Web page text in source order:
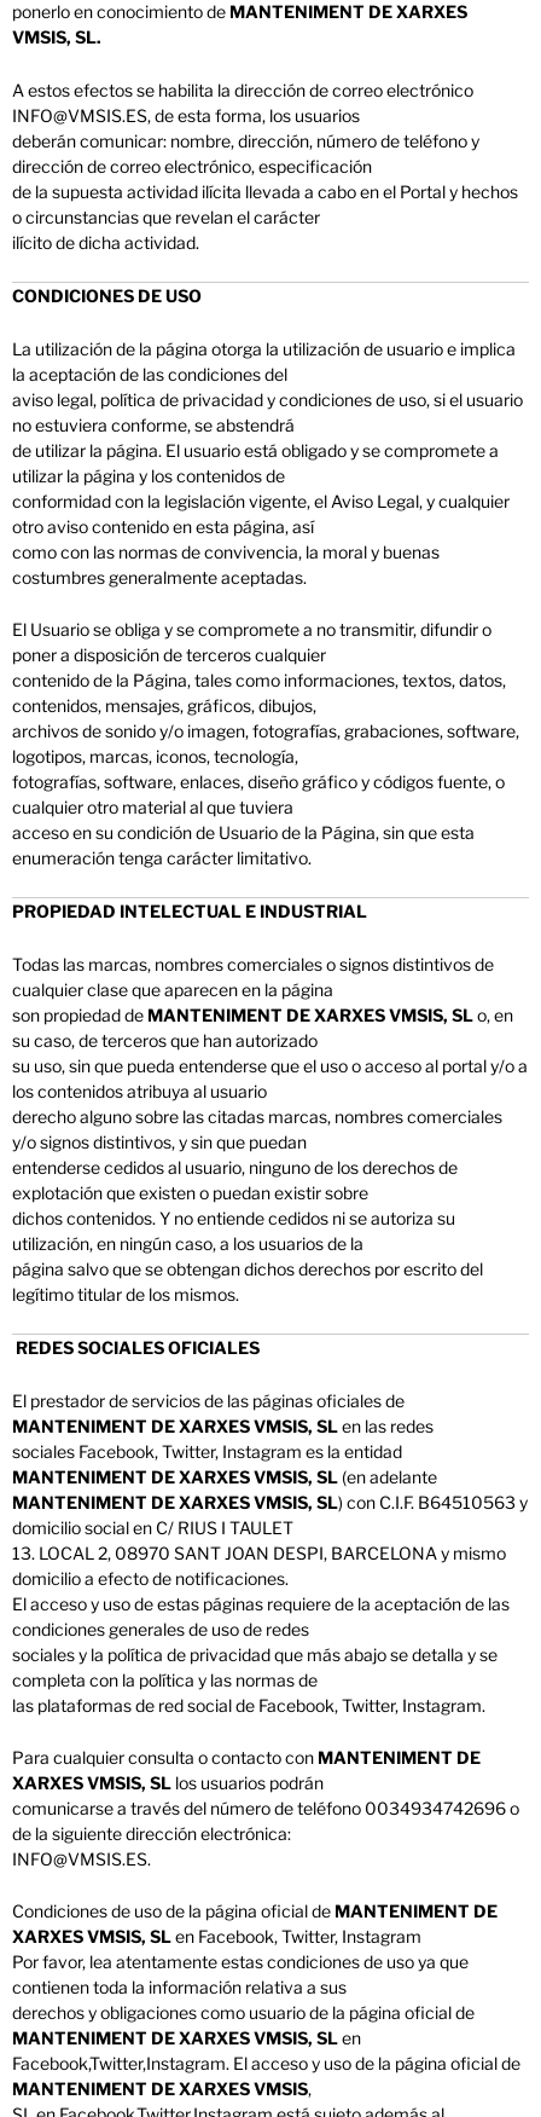
ponerlo en conocimiento de MANTENIMENT DE XARXES
VMSIS, SL.
A estos efectos se habilita la dirección de correo electrónico
INFO@VMSIS.ES, de esta forma, los usuarios
deberán comunicar: nombre, dirección, número de teléfono y
dirección de correo electrónico, especificación
de la supuesta actividad ilícita llevada a cabo en el Portal y hechos
o circunstancias que revelan el carácter
ilícito de dicha actividad.
CONDICIONES DE USO
La utilización de la página otorga la utilización de usuario e implica
la aceptación de las condiciones del
aviso legal, política de privacidad y condiciones de uso, si el usuario
no estuviera conforme, se abstendrá
de utilizar la página. El usuario está obligado y se compromete a
utilizar la página y los contenidos de
conformidad con la legislación vigente, el Aviso Legal, y cualquier
otro aviso contenido en esta página, así
como con las normas de convivencia, la moral y buenas
costumbres generalmente aceptadas.
El Usuario se obliga y se compromete a no transmitir, difundir o
poner a disposición de terceros cualquier
contenido de la Página, tales como informaciones, textos, datos,
contenidos, mensajes, gráficos, dibujos,
archivos de sonido y/o imagen, fotografías, grabaciones, software,
logotipos, marcas, iconos, tecnología,
fotografías, software, enlaces, diseño gráfico y códigos fuente, o
cualquier otro material al que tuviera
acceso en su condición de Usuario de la Página, sin que esta
enumeración tenga carácter limitativo.
PROPIEDAD INTELECTUAL E INDUSTRIAL
Todas las marcas, nombres comerciales o signos distintivos de
cualquier clase que aparecen en la página
son propiedad de MANTENIMENT DE XARXES VMSIS, SLo, en
su caso, de terceros que han autorizado
su uso, sin que pueda entenderse que el uso o acceso al portal y/o a
los contenidos atribuya al usuario
derecho alguno sobre las citadas marcas, nombres comerciales
y/o signos distintivos, y sin que puedan
entenderse cedidos al usuario, ninguno de los derechos de
explotación que existen o puedan existir sobre
dichos contenidos. Y no entiende cedidos ni se autoriza su
utilización, en ningún caso, a los usuarios de la
página salvo que se obtengan dichos derechos por escrito del
legítimo titular de los mismos.
REDES SOCIALES OFICIALES
El prestador de servicios de las páginas oficiales de
MANTENIMENT DE XARXES VMSIS, SLen las redes
sociales Facebook, Twitter, Instagram es la entidad
MANTENIMENT DE XARXES VMSIS, SL (en adelante
MANTENIMENT DE XARXES VMSIS, SL) con C.I.F. B64510563 y
domicilio social en C/ RIUS I TAULET
13. LOCAL 2, 08970 SANT JOAN DESPI, BARCELONA y mismo
domicilio a efecto de notificaciones.
El acceso y uso de estas páginas requiere de la aceptación de las
condiciones generales de uso de redes
sociales y la política de privacidad que más abajo se detalla y se
completa con la política y las normas de
las plataformas de red social de Facebook, Twitter, Instagram.
Para cualquier consulta o contacto con MANTENIMENT DE
XARXES VMSIS, SL los usuarios podrán
comunicarse a través del número de teléfono 0034934742696 o
de la siguiente dirección electrónica:
INFO@VMSIS.ES.
Condiciones de uso de la página oficial de MANTENIMENT DE
XARXES VMSIS, SLen Facebook, Twitter, Instagram
Por favor, lea atentamente estas condiciones de uso ya que
contienen toda la información relativa a sus
derechos y obligaciones como usuario de la página oficial de
MANTENIMENT DE XARXES VMSIS, SLen
Facebook,Twitter,Instagram. El acceso y uso de la página oficial de
MANTENIMENT DE XARXES VMSIS,